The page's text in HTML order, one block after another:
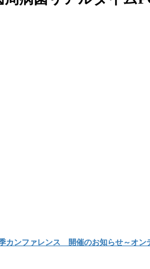
カンファレンス 開催のお知らせ～オン